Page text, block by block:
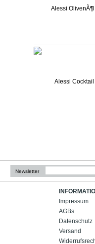
Newsletter
Impressum
AGBs
Datenschutz
Versand